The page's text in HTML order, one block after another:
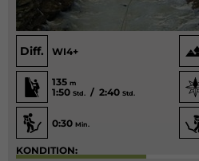
Diff. WI4+
135 m
1:50 Std. / 2:40 Std.
0:30 Min.
KONDITION: